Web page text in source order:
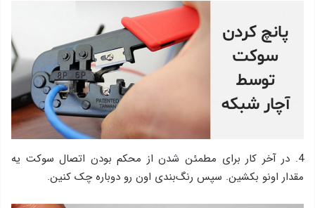
4. در آخر کار برای مطمئن شدن از محکم بودن اتصال سوکت یه
مقدار اونو بکشین. سپس رنگ‌بندی اون رو دوباره چک کنین.